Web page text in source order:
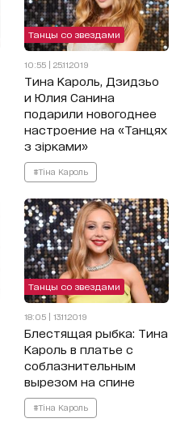
Танцы со звездами
10:55 | 25.11.2019
Тина Кароль, Дзидзьо
и Юлия Санина
подарили новогоднее
настроение на «Танцях
з зірками»
#Тіна Кароль
Танцы со звездами
18:05 | 13.11.2019
Блестящая рыбка: Тина
Кароль в платье с
соблазнительным
вырезом на спине
#Тіна Кароль